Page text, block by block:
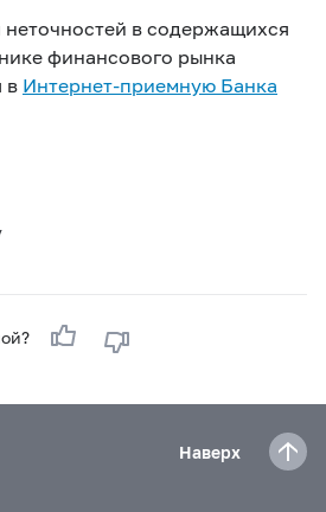
неточностей в содержащихся
финансового рынка
в Интернет-приемную Банка
Наверх